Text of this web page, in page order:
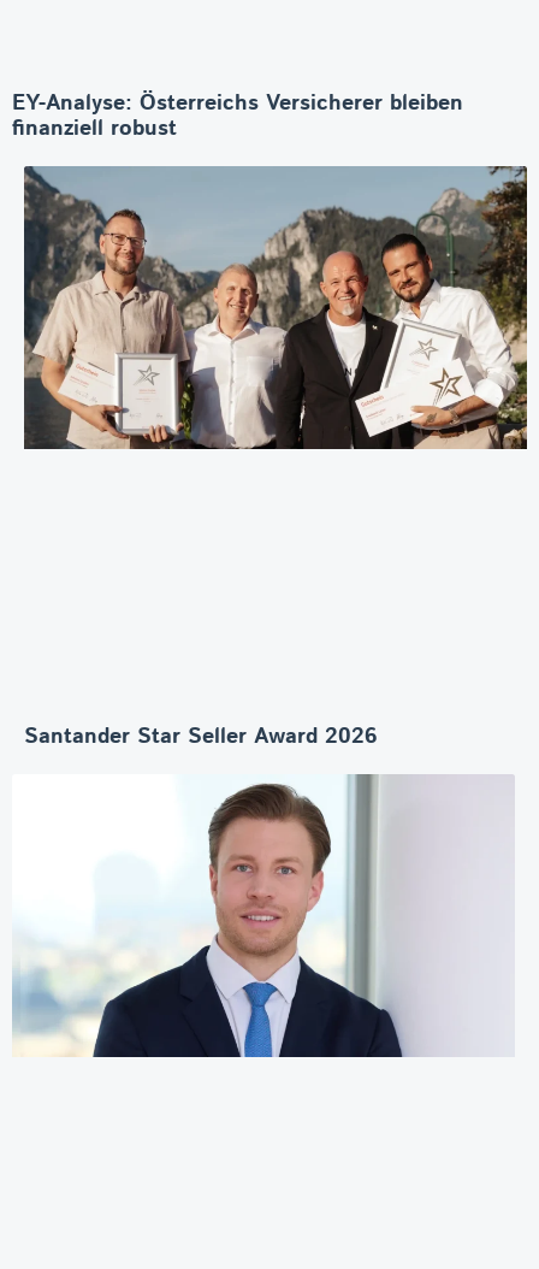
EY-Analyse: Österreichs Versicherer bleiben
finanziell robust
Santander Star Seller Award 2026